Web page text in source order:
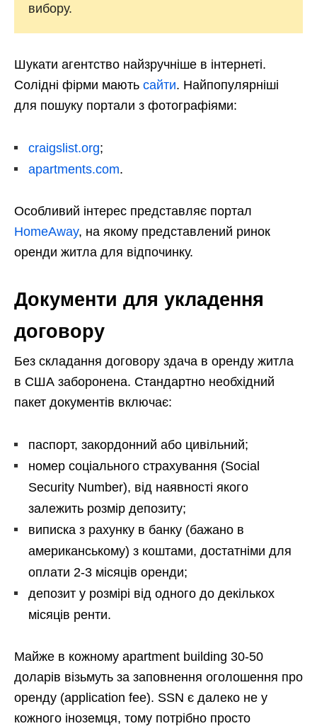
вибору.
Шукати агентство найзручніше в інтернеті.
Солідні фірми мають сайти. Найпопулярніші
для пошуку портали з фотографіями:
craigslist.org;
apartments.com.
Особливий інтерес представляє портал
HomeAway, на якому представлений ринок
оренди житла для відпочинку.
Документи для укладення
договору
Без складання договору здача в оренду житла
в США заборонена. Стандартно необхідний
пакет документів включає:
паспорт, закордонний або цивільний;
номер соціального страхування (Social
Security Number), від наявності якого
залежить розмір депозиту;
виписка з рахунку в банку (бажано в
американському) з коштами, достатніми для
оплати 2-3 місяців оренди;
депозит у розмірі від одного до декількох
місяців ренти.
Майже в кожному apartment building 30-50
доларів візьмуть за заповнення оголошення про
оренду (application fee). SSN є далеко не у
кожного іноземця, тому потрібно просто